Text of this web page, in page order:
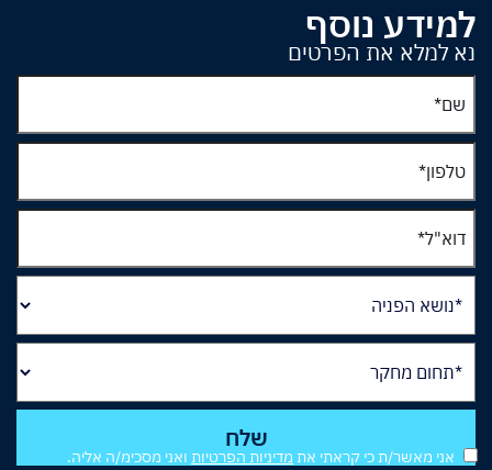
למידע נוסף
נא למלא את הפרטים
אני מאשר/ת כי קראתי את מדיניות הפרטיות
ואני מסכימ/ה אליה.